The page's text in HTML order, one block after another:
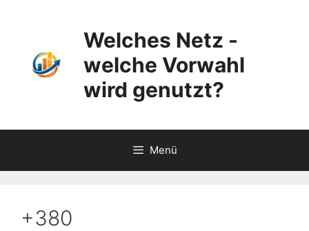
Welches Netz -
welche Vorwahl
wird genutzt?
Menü
+380